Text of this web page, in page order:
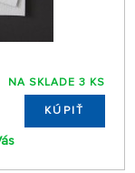
NA SKLADE 3 KS
KÚPIŤ